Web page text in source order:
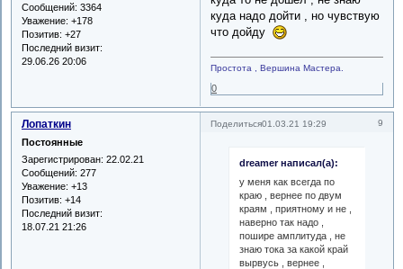
Сообщений: 3364
Уважение: +178
Позитив: +27
Последний визит:
29.06.26 20:06
куда надо дойти , но чувствую
что дойду
Простота , Вершина Мастера.
0
Поделиться 9
01.03.21 19:29
Лопаткин
Постоянные
Зарегистрирован: 22.02.21
Сообщений: 277
Уважение: +13
Позитив: +14
Последний визит:
18.07.21 21:26
dreamer написал(а):
у меня как всегда по
краю , вернее по двум
краям , приятному и не ,
наверно так надо ,
пошире амплитуда , не
знаю тока за какой край
вырвусь , вернее ,